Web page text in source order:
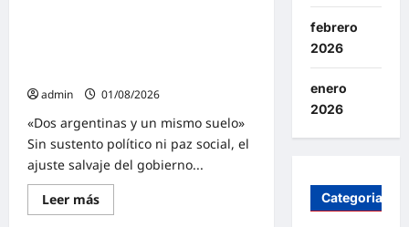
admin
01/08/2026
«Dos argentinas y un mismo suelo»
Sin sustento político ni paz social, el
ajuste salvaje del gobierno...
Leer másLee
más
febrero
2026
enero
2026
Categorias